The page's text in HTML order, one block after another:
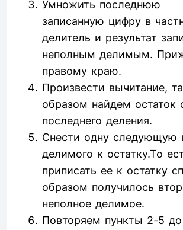
Умножить последнюю
записанную цифру в
делитель и результат
неполным делимым.
правому краю.
Произвести вычитание,
образом найдем остаток
последнего деления.
Снести одну следующую
делимого к остатку.То
приписать ее к остатку
образом получилось
неполное делимое.
Повторяем пункты 2-5